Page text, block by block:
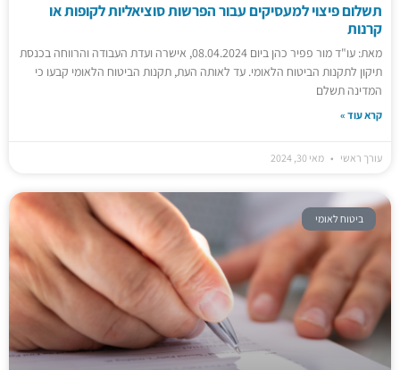
תשלום פיצוי למעסיקים עבור הפרשות סוציאליות לקופות או
קרנות
מאת: עו"ד מור פפיר כהן ביום 08.04.2024, אישרה ועדת העבודה והרווחה בכנסת
תיקון לתקנות הביטוח הלאומי. עד לאותה העת, תקנות הביטוח הלאומי קבעו כי
המדינה תשלם
קרא עוד »
עורך ראשי מאי 30, 2024
ביטוח לאומי